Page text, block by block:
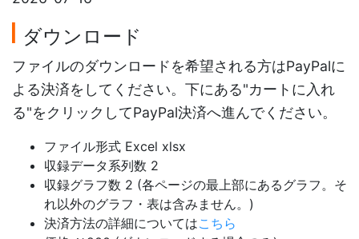
ダウンロード
ファイルのダウンロードを希望される方はPayPalに
よる決済をしてください。下にある"カートに入れ
る"をクリックしてPayPal決済へ進んでください。
ファイル形式 Excel xlsx
収録データ系列数 2
収録グラフ数 2 (各ページの最上部にあるグラフ。そ
れ以外のグラフ・表は含みません。)
決済方法の詳細についてはこちら